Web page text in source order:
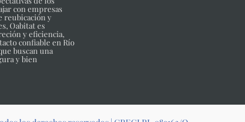
con empresas
reubicación y
Oabitat es
y eficiencia,
confiable en Río
buscan una
y bien